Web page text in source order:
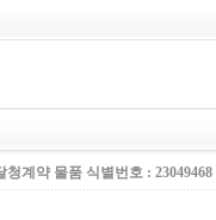
청계약 물품 식별번호 : 23049468